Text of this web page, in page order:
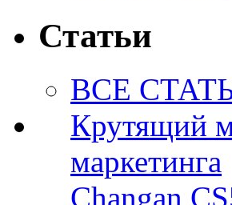
Статьи
ВСЕ
Крутящий
маркетинга
Changan